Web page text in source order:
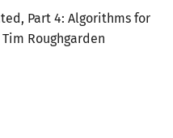
Part 4: Algorithms for
Roughgarden